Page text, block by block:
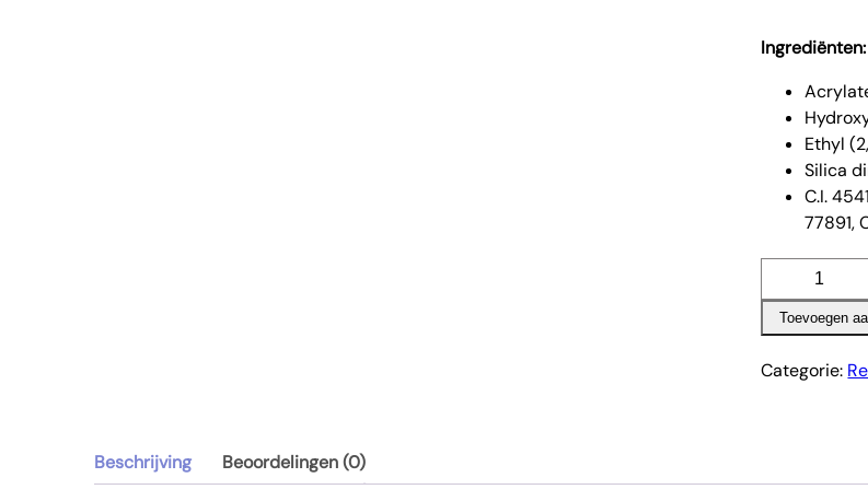
Ingrediënten:
Ethyl
Silica
C.I.
77891,
Mirrorball
gelpolish
aantal
Toevoegen
Categorie:
Beschrijving Beoordelingen (0)